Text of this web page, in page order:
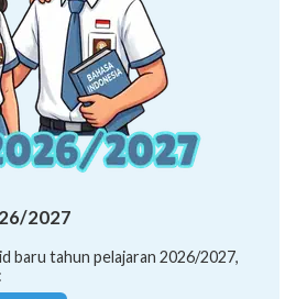
2027
baru tahun pelajaran 2026/2027,